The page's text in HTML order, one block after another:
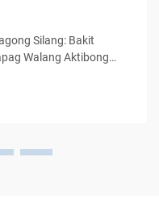
Silang: Bakit
Walang Aktibong
ruminante, ang